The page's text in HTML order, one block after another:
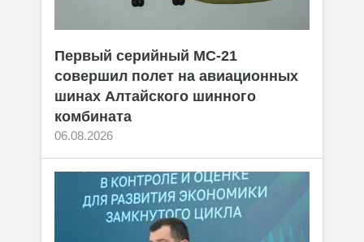
Первый серийный МС-21
совершил полет на авиационных
шинах Алтайского шинного
комбината
06.08.2026